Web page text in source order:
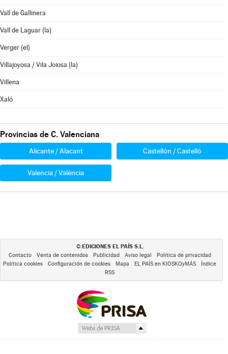
Vall de Gallinera
Vall de Laguar (la)
Verger (el)
Villajoyosa / Vila Joiosa (la)
Villena
Xaló
Provincias de C. Valenciana
Alicante / Alacant Castellón / Castelló
Valencia / València
© EDICIONES EL PAÍS S.L.
Contacto Venta de contenidos Publicidad Aviso legal
Política de privacidad
Política cookies
Configuración de cookies Mapa EL PAÍS en KIOSKOyMÁS
Índice
RSS